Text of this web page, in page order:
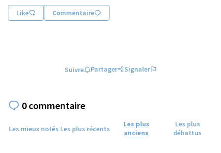
Like Commentaire
Suivre Partager Signaler
0 commentaire
Les mieux notés Les plus récents
Les plus
anciens
Les plus
débattus